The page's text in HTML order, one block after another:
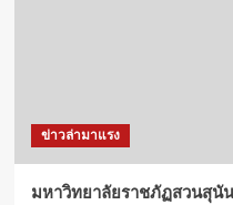
ข่าวล่ามาแรง
มหาวิทยาลัยราชภัฏสวนสุนั